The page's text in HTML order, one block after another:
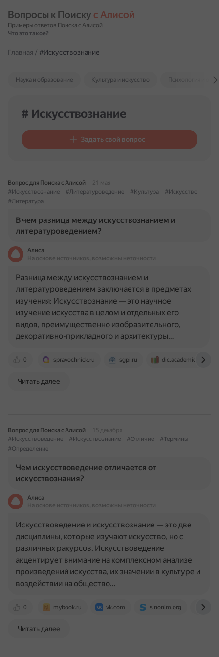
Вопросы к Поиску с Алисой
Примеры ответов Поиска с Алисой
Что это такое?
Главная / #Искусствознание
Наука и образование Культура и искусство Психология и
# Искусствознание
Задать свой вопрос
Вопрос для Поиска с Алисой
21 мая
#Искусствознание
#Литературоведение #Культура
#Искусство
#Литература
В чем разница между искусствознанием и
литературоведением?
Алиса
На основе источников, возможны неточности
0 spravochnick.ru sgpi.ru dic.academic.ru
Разница между искусствознанием и
литературоведением заключается в предметах
изучения: Искусствознание — это научное
изучение искусства в целом и отдельных его
видов, преимущественно изобразительного,
декоративно-прикладного и архитектуры…
Читать далее
Вопрос для Поиска с Алисой
15 декабря
#Искусствоведение
#Искусствознание #Отличие
#Термины
#Определение
Чем искусствоведение отличается от
искусствознания?
Алиса
На основе источников, возможны неточности
0 mybook.ru vk.com sinonim.org
Искусствоведение и искусствознание — это две
дисциплины, которые изучают искусство, но с
различных ракурсов. Искусствоведение
акцентирует внимание на комплексном анализе
произведений искусства, их значении в культуре и
воздействии на общество…
Читать далее